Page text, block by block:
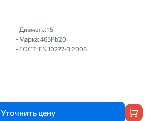
- Диаметр: 15
- Марка: 46SPb20
- ГОСТ: EN 10277-3:2008
Уточнить цену